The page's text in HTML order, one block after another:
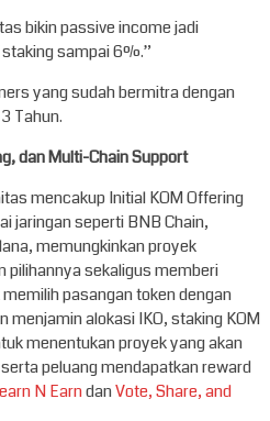
bikin passive income jadi
sampai 6%.”
yang sudah bermitra dengan
Tahun.
dan Multi-Chain Support
mencakup Initial KOM Offering
jaringan seperti BNB Chain,
memungkinkan proyek
pilihannya sekaligus memberi
pasangan token dengan
menjamin alokasi IKO, staking KOM
menentukan proyek yang akan
peluang mendapatkan reward
N EarndanVote, Share, and